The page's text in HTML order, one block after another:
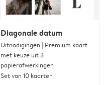
Diagonale datum
Uitnodigingen | Premium kaart
met keuze uit 3
papierafwerkingen
Set van 10 kaarten